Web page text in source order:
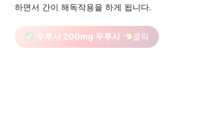
하면서 간이 해독작용을 하게 됩니다.
우루사 200mg 우루사 클릭